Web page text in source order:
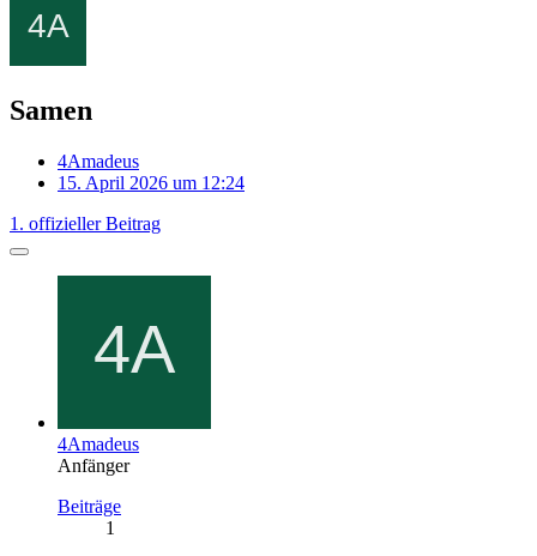
Samen
4Amadeus
15. April 2026 um 12:24
1. offizieller Beitrag
4Amadeus
Anfänger
Beiträge
1